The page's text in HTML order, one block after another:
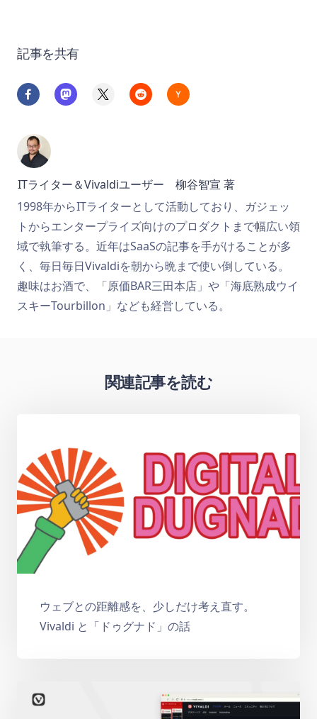
記事を共有
ITライター＆Vivaldiユーザー 柳谷智宣 著
1998年からITライターとして活動しており、ガジェッ
トからエンタープライズ向けのプロダクトまで幅広い領
域で執筆する。近年はSaaSの記事を手がけることが多
く、毎日毎日Vivaldiを朝から晩まで使い倒している。
趣味はお酒で、「原価BAR三田本店」や「海底熟成ウイ
スキーTourbillon」なども経営している。
関連記事を読む
ウェブとの距離感を、少しだけ考え直す。
Vivaldi と「ドゥグナド」の話